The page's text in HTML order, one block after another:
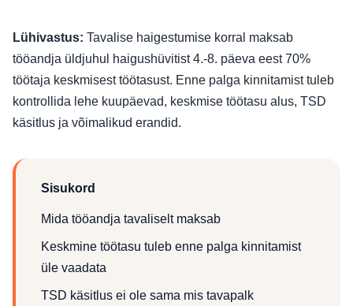
Lühivastus: Tavalise haigestumise korral maksab
tööandja üldjuhul haigushüvitist 4.-8. päeva eest 70%
töötaja keskmisest töötasust. Enne palga kinnitamist tuleb
kontrollida lehe kuupäevad, keskmise töötasu alus, TSD
käsitlus ja võimalikud erandid.
Sisukord
Mida tööandja tavaliselt maksab
Keskmine töötasu tuleb enne palga kinnitamist
üle vaadata
TSD käsitlus ei ole sama mis tavapalk